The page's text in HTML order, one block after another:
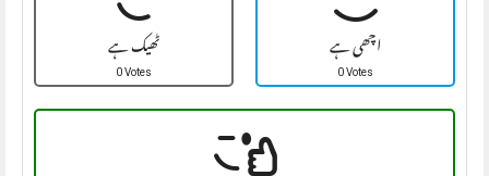
ٹھیک ہے
0 Votes اچھی ہے
0 Votes